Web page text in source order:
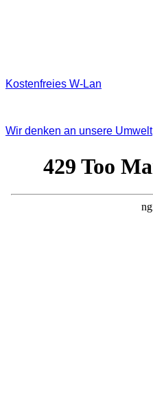
Kostenfreies W‐Lan
Wir denken an unsere Umwelt